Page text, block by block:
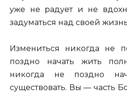
уже не радует и не
задуматься над своей
Измениться никогда не
поздно начать жить
никогда не поздно
существовать. Вы — часть